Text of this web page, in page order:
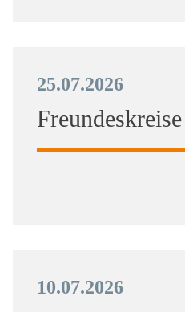
25.07.2026
10.07.2026